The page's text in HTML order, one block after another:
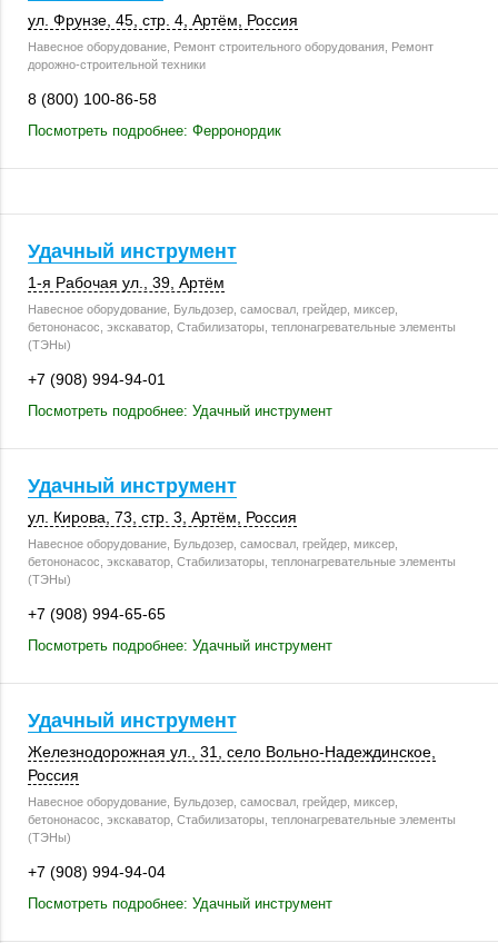
ул. Фрунзе, 45 стр. 4 Артём Россия
Навесное оборудование, Ремонт строительного оборудования, Ремонт
дорожно-строительной техники
8 (800) 100-86-58
Посмотреть подробнее: Ферронордик
Удачный инструмент
1-я Рабочая ул., 39 Артём
Навесное оборудование, Бульдозер, самосвал, грейдер, миксер,
бетононасос, экскаватор, Стабилизаторы, теплонагревательные элементы
(ТЭНы)
+7 (908) 994-94-01
Посмотреть подробнее: Удачный инструмент
Удачный инструмент
ул. Кирова, 73 стр. 3 Артём Россия
Навесное оборудование, Бульдозер, самосвал, грейдер, миксер,
бетононасос, экскаватор, Стабилизаторы, теплонагревательные элементы
(ТЭНы)
+7 (908) 994-65-65
Посмотреть подробнее: Удачный инструмент
Удачный инструмент
Железнодорожная ул., 31, село Вольно-Надеждинское,
Россия
Навесное оборудование, Бульдозер, самосвал, грейдер, миксер,
бетононасос, экскаватор, Стабилизаторы, теплонагревательные элементы
(ТЭНы)
+7 (908) 994-94-04
Посмотреть подробнее: Удачный инструмент